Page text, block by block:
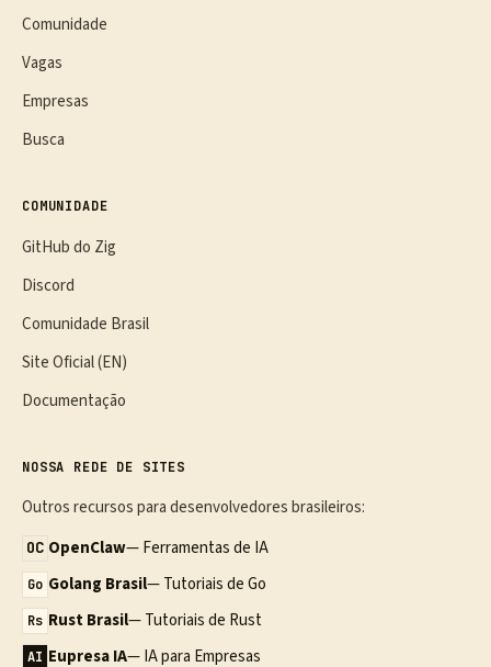
Comunidade
Vagas
Empresas
Busca
COMUNIDADE
GitHub do Zig
Discord
Comunidade Brasil
Site Oficial (EN)
Documentação
NOSSA REDE DE SITES
Outros recursos para desenvolvedores brasileiros:
OC OpenClaw— Ferramentas de IA
Go Golang Brasil— Tutoriais de Go
Rs Rust Brasil— Tutoriais de Rust
AI Eupresa IA— IA para Empresas